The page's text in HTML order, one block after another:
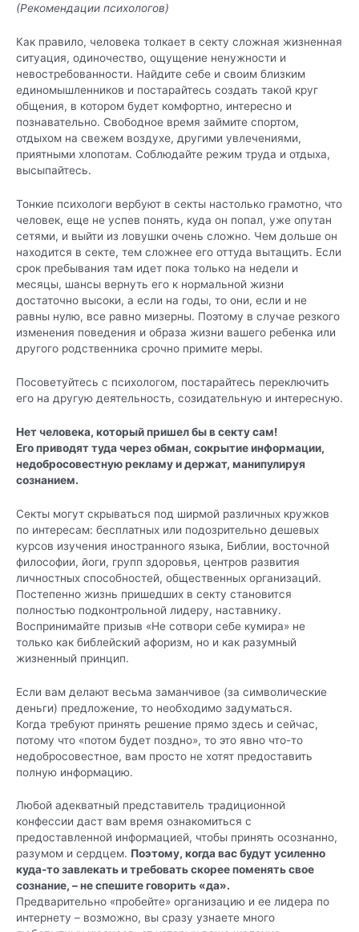
(Рекомендации психологов)
Как правило, человека толкает в секту сложная жизненная
ситуация, одиночество, ощущение ненужности и
невостребованности. Найдите себе и своим близким
единомышленников и постарайтесь создать такой круг
общения, в котором будет комфортно, интересно и
познавательно. Свободное время займите спортом,
отдыхом на свежем воздухе, другими увлечениями,
приятными хлопотам. Соблюдайте режим труда и отдыха,
высыпайтесь.
Тонкие психологи вербуют в секты настолько грамотно, что
человек, еще не успев понять, куда он попал, уже опутан
сетями, и выйти из ловушки очень сложно. Чем дольше он
находится в секте, тем сложнее его оттуда вытащить. Если
срок пребывания там идет пока только на недели и
месяцы, шансы вернуть его к нормальной жизни
достаточно высоки, а если на годы, то они, если и не
равны нулю, все равно мизерны. Поэтому в случае резкого
изменения поведения и образа жизни вашего ребенка или
другого родственника срочно примите меры.
Посоветуйтесь с психологом, постарайтесь переключить
его на другую деятельность, созидательную и интересную.
Нет человека, который пришел бы в секту сам!
Его приводят туда через обман, сокрытие информации,
недобросовестную рекламу и держат, манипулируя
сознанием.
Секты могут скрываться под ширмой различных кружков
по интересам: бесплатных или подозрительно дешевых
курсов изучения иностранного языка, Библии, восточной
философии, йоги, групп здоровья, центров развития
личностных способностей, общественных организаций.
Постепенно жизнь пришедших в секту становится
полностью подконтрольной лидеру, наставнику.
Воспринимайте призыв «Не сотвори себе кумира» не
только как библейский афоризм, но и как разумный
жизненный принцип.
Если вам делают весьма заманчивое (за символические
деньги) предложение, то необходимо задуматься.
Когда требуют принять решение прямо здесь и сейчас,
потому что «потом будет поздно», то это явно что-то
недобросовестное, вам просто не хотят предоставить
полную информацию.
Любой адекватный представитель традиционной
конфессии даст вам время ознакомиться с
предоставленной информацией, чтобы принять осознанно,
разумом и сердцем. Поэтому, когда вас будут усиленно
куда-то завлекать и требовать скорее поменять свое
сознание, – не спешите говорить «да».
Предварительно «пробейте» организацию и ее лидера по
интернету – возможно, вы сразу узнаете много